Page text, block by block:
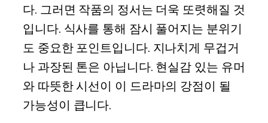
다. 그러면 작품의 정서는 더욱 또렷해질 것
입니다. 식사를 통해 잠시 풀어지는 분위기
도 중요한 포인트입니다. 지나치게 무겁거
나 과장된 톤은 아닙니다. 현실감 있는 유머
와 따뜻한 시선이 이 드라마의 강점이 될
가능성이 큽니다.